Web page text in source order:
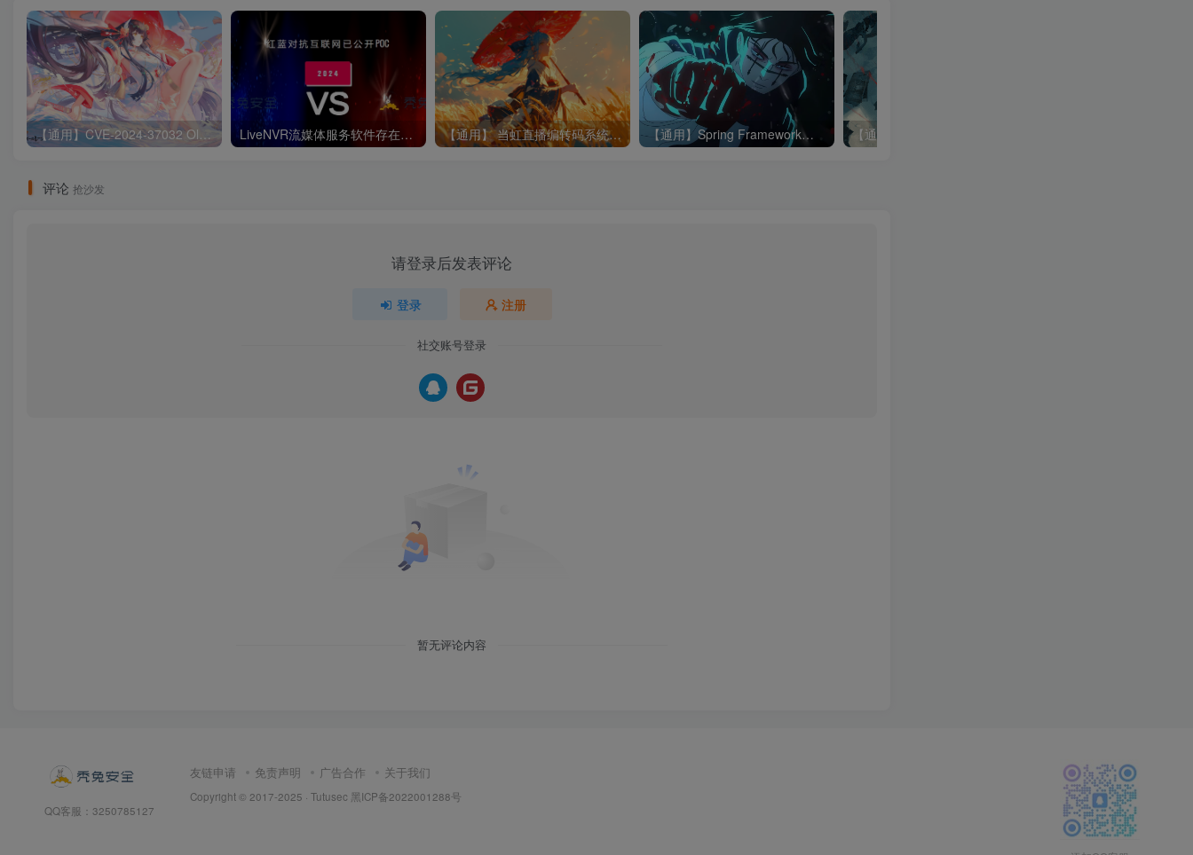
【通用】CVE-2024-37032 Ollama 远程代码执行漏洞 LiveNVR流媒体服务软件存在未授权访问漏洞 【通用】 当虹直播编转码系统 Arcvideo Live存在任意文件上传漏洞 【通用】Spring Framework存在目录遍历漏洞(CVE-2024-38819)
评论 抢沙发
请登录后发表评论
登录 注册
社交账号登录
暂无评论内容
QQ客服：3250785127
友链申请 免责声明 广告合作 关于我们
Copyright © 2017-2025 · Tutusec 黑ICP备2022001288号